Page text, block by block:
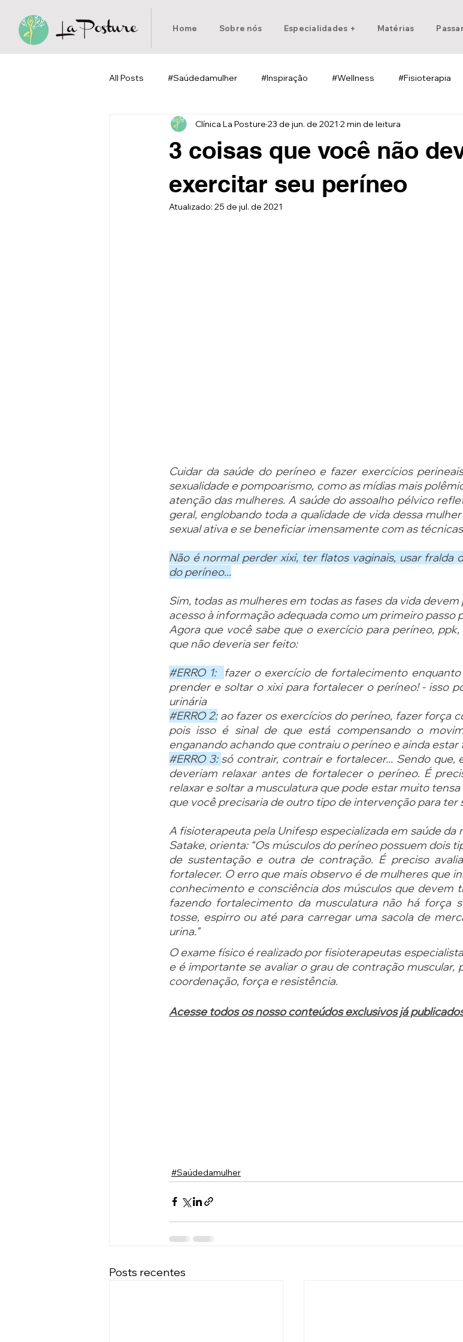
Home Sobre nós Especialidades + Matérias
All Posts #Saúdedamulher #Inspiração #Wellness #Fisioterapia
#Homeoffice
3 coisas que você não
exercitar seu períneo
Clínica La Posture 23 de jun. de 2021 2 min de leitura
Atualizado: 25 de jul. de 2021
Cuidar da saúde do períneo e fazer exercícios
sexualidade e pompoarismo, como as mídias mais
atenção das mulheres. A saúde do assoalho pélvico
geral, englobando toda a qualidade de vida dessa
sexual ativa e se beneficiar imensamente com as
Não é normal perder xixi, ter flatos vaginais, usar fralda
do períneo...
Sim, todas as mulheres em todas as fases da vida
acesso à informação adequada como um primeiro passo
Agora que você sabe que o exercício para períneo,
que não deveria ser feito:
#ERRO 1:
fazer o exercício de fortalecimento
prender e soltar o xixi para fortalecer o períneo! - isso
urinária
#ERRO 2: ao fazer os exercícios do períneo, fazer força
pois isso é sinal de que está compensando o
enganando achando que contraiu o períneo e ainda
#ERRO 3: só contrair, contrair e fortalecer... Sendo que,
deveriam relaxar antes de fortalecer o períneo. É
relaxar e soltar a musculatura que pode estar muito
que você precisaria de outro tipo de intervenção para ter
A fisioterapeuta pela Unifesp especializada em saúde da
Satake, orienta: “Os músculos do períneo possuem dois
de sustentação e outra de contração. É preciso
fortalecer. O erro que mais observo é de mulheres que
conhecimento e consciência dos músculos que devem
fazendo fortalecimento da musculatura não há força
tosse, espirro ou até para carregar uma sacola de
urina."
O exame físico é realizado por fisioterapeutas
e é importante se avaliar o grau de contração muscular,
coordenação, força e resistência.
Acesse todos os nosso conteúdos exclusivos já
#Saúdedamulher
Posts recentes